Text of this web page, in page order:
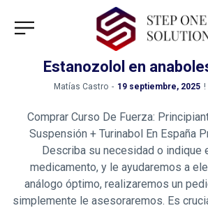
Estanozolol en
by
Matías Castro 19 septiembre, 2025
Comprar Curso De Fuerza:
Suspensión + Turinabol En España
Describa su necesidad o indique
medicamento, y le ayudaremos a
análogo óptimo, realizaremos un
simplemente le asesoraremos. Es